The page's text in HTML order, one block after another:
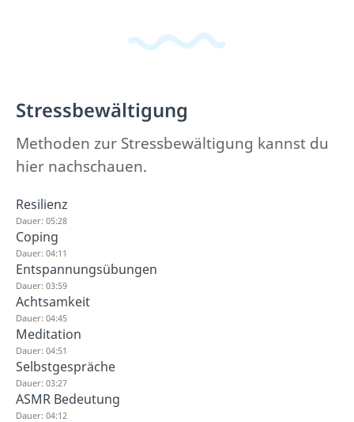
Stressbewältigung
Methoden zur Stressbewältigung kannst du
hier nachschauen.
Resilienz
Dauer: 05:28
Coping
Dauer: 04:11
Entspannungsübungen
Dauer: 03:59
Achtsamkeit
Dauer: 04:45
Meditation
Dauer: 04:51
Selbstgespräche
Dauer: 03:27
ASMR Bedeutung
Dauer: 04:12